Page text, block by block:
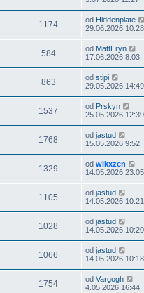
1174 od Hiddenplate
29.06.2026 10:28
584 od MattEryn
17.06.2026 8:03
863 od stipi
29.05.2026 14:49
1537 od Prskyn
25.05.2026 12:39
1768 od jastud
15.05.2026 9:52
1329 od wikxzen
14.05.2026 23:05
1105 od jastud
14.05.2026 10:21
1028 od jastud
14.05.2026 10:20
1066 od jastud
14.05.2026 10:18
1754 od Vargogh
4.05.2026 16:44